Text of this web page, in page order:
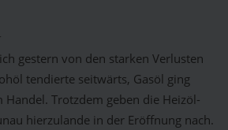
gestern von den starken Verlusten
tendierte seitwärts, Gasöl ging
Handel. Trotzdem geben die Heizöl-
hierzulande in der Eröffnung nach.